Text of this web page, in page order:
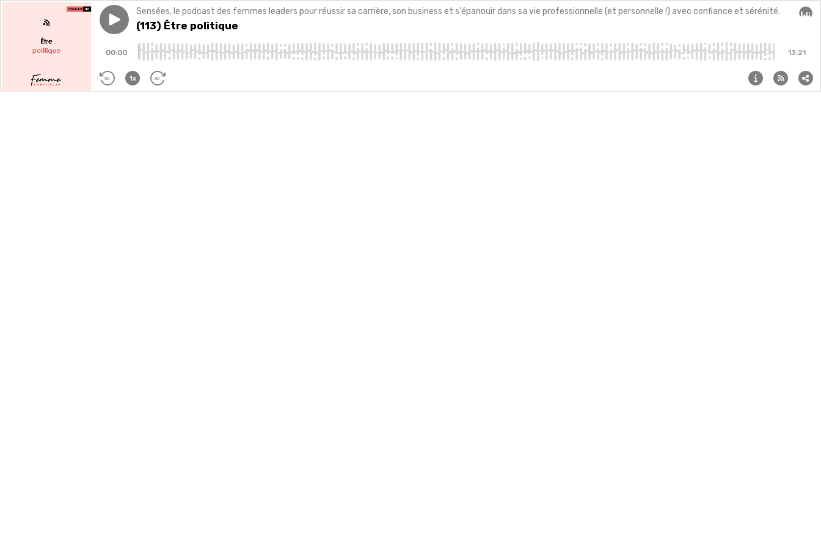
Play episode (113) Être politique
Sensées, le podcast des femmes leaders pour réussir sa carrière, son business et s'épanouir dans sa vie professionnelle (et personnelle !) avec confiance et sérénité.
(113) Être politique
00:00 13:21
30 1x 30